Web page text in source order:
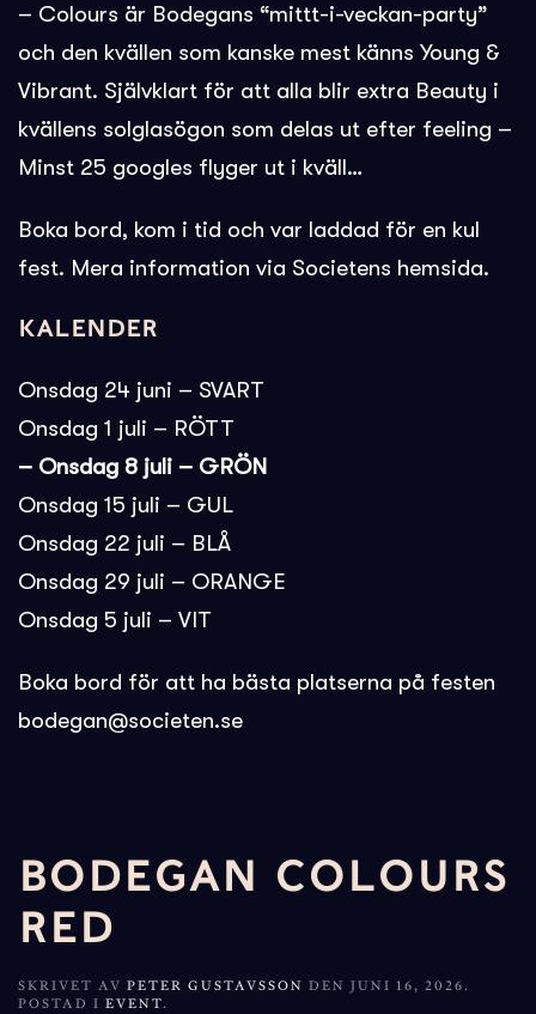
– Colours är Bodegans “mittt-i-veckan-party”
och den kvällen som kanske mest känns Young &
Vibrant. Självklart för att alla blir extra Beauty i
kvällens solglasögon som delas ut efter feeling –
Minst 25 googles flyger ut i kväll…
Boka bord, kom i tid och var laddad för en kul
fest. Mera information via Societens hemsida.
Kalender
Onsdag 24 juni – SVART
Onsdag 1 juli – RÖTT
– Onsdag 8 juli – GRÖN
Onsdag 15 juli – GUL
Onsdag 22 juli – BLÅ
Onsdag 29 juli – ORANGE
Onsdag 5 juli – VIT
Boka bord för att ha bästa platserna på festen
bodegan@societen.se
BODEGAN COLOURS
RED
SKRIVET AV PETER GUSTAVSSON DEN JUNI 16, 2026 .
POSTAD I EVENT.